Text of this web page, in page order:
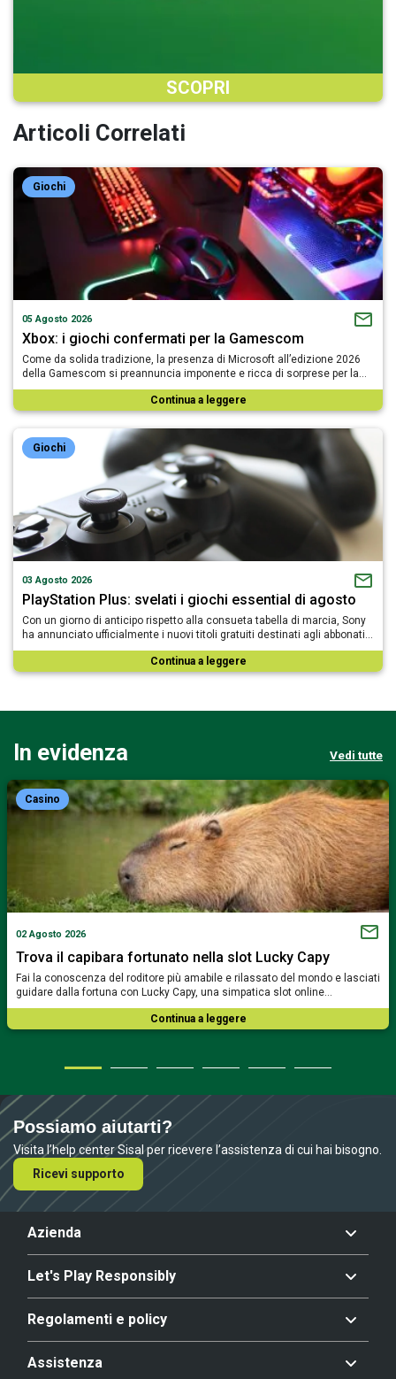
SCOPRI
Articoli Correlati
Giochi
05 Agosto 2026
Xbox: i giochi confermati per la Gamescom
Come da solida tradizione, la presenza di Microsoft all’edizione 2026
della Gamescom si preannuncia imponente e ricca di sorprese per la…
Continua a leggere
Giochi
03 Agosto 2026
PlayStation Plus: svelati i giochi essential di agosto
Con un giorno di anticipo rispetto alla consueta tabella di marcia, Sony
ha annunciato ufficialmente i nuovi titoli gratuiti destinati agli abbonati…
Continua a leggere
In evidenza Vedi tutte
Casino
02 Agosto 2026
Trova il capibara fortunato nella slot Lucky Capy
Fai la conoscenza del roditore più amabile e rilassato del mondo e lasciati
guidare dalla fortuna con Lucky Capy, una simpatica slot online…
Continua a leggere
Possiamo aiutarti?
Visita l’help center Sisal per ricevere l’assistenza di cui hai bisogno.
Ricevi supporto
Azienda
Let's Play Responsibly
Regolamenti e policy
Assistenza